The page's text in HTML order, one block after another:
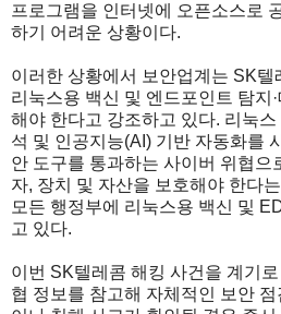
프로그램을 인터넷에 오픈소스로
하기 어려운 상황이다.
이러한 상황에서 보안업계는 SK텔
리눅스용 백신 및 엔드포인트 탐지
해야 한다고 강조하고 있다. 리눅
석 및 인공지능(AI) 기반 자동화를
안 도구를 통과하는 사이버 위협으
자, 장치 및 자산을 보호해야 한다
모든 행정부에 리눅스용 백신 및
고 있다.
이번 SK텔레콤 해킹 사건을 계기
협 정보를 참고해 자체적인 보안